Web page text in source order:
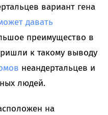
вариант гена
давать
преимущество в
к такому выводу
неандертальцев и
людей.
на